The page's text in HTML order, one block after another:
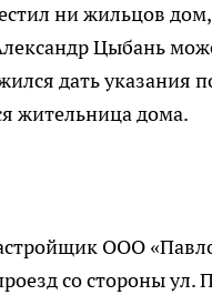
ни жильцов
Цыбань
дать
жительница дома.
ООО
со стороны